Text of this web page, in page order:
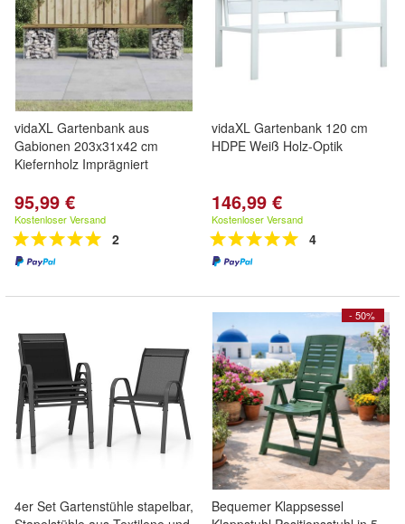
vidaXL Gartenbank aus
Gabionen 203x31x42 cm
Kiefernholz Imprägniert
95,99 €
Kostenloser Versand
2
vidaXL Gartenbank 120 cm
HDPE Weiß Holz-Optik
146,99 €
Kostenloser Versand
4
4er Set Gartenstühle stapelbar,
- 50%
Bequemer Klappsessel